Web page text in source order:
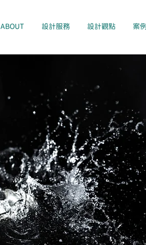
ABOUT 設計服務 設計觀點 案例